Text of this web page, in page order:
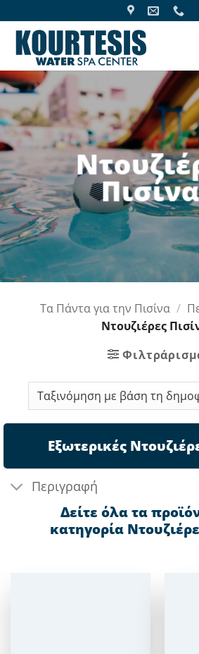
to
content
Τα Πάντα για την Πισίνα /
Ντουζιέρες
Εξωτερικές
Περιγραφή
Δείτε όλα τα
κατηγορία